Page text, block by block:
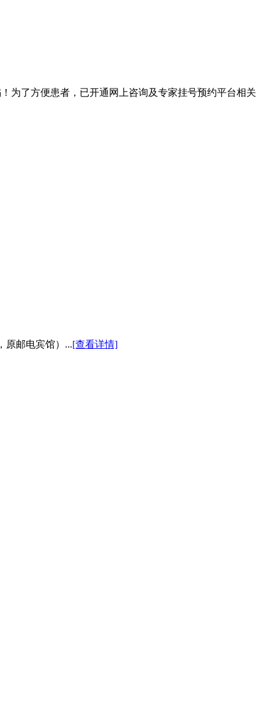
为了方便患者，已开通网上咨询及专家挂号预约平台相关
原邮电宾馆）...[查看详情]